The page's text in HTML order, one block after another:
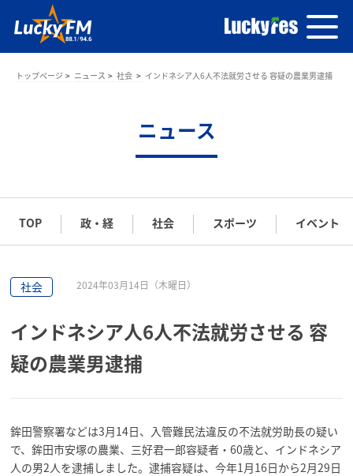
トップページ ニュース 社会 インドネシア人6人不法就労させる 容疑の農業男逮捕
ニュース
TOP 政・経 社会 スポーツ イベント
社会 2024年03月14日（木曜日）
インドネシア人6人不法就労させる 容
疑の農業男逮捕
鉾田警察署などは3月14日、入管難民法違反の不法就労助長の疑い
で、鉾田市安塚の農業、三好君一郎容疑者・60歳と、インドネシア
人の男2人を逮捕しました。逮捕容疑は、今年1月16日から2月29日